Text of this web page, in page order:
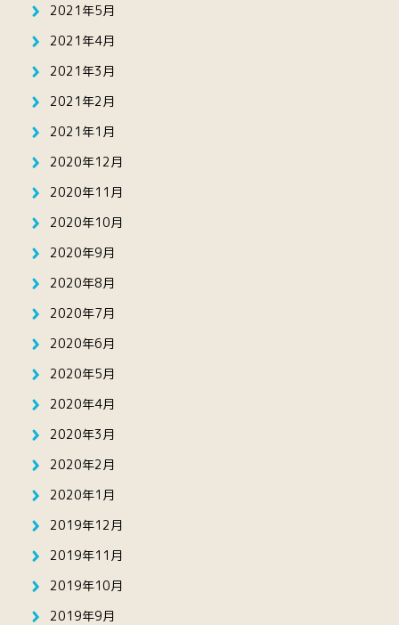
2021年5月
2021年4月
2021年3月
2021年2月
2021年1月
2020年12月
2020年11月
2020年10月
2020年9月
2020年8月
2020年7月
2020年6月
2020年5月
2020年4月
2020年3月
2020年2月
2020年1月
2019年12月
2019年11月
2019年10月
2019年9月